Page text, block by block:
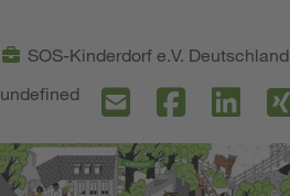
SOS-Kinderdorf e.V. Deutschland
undefined